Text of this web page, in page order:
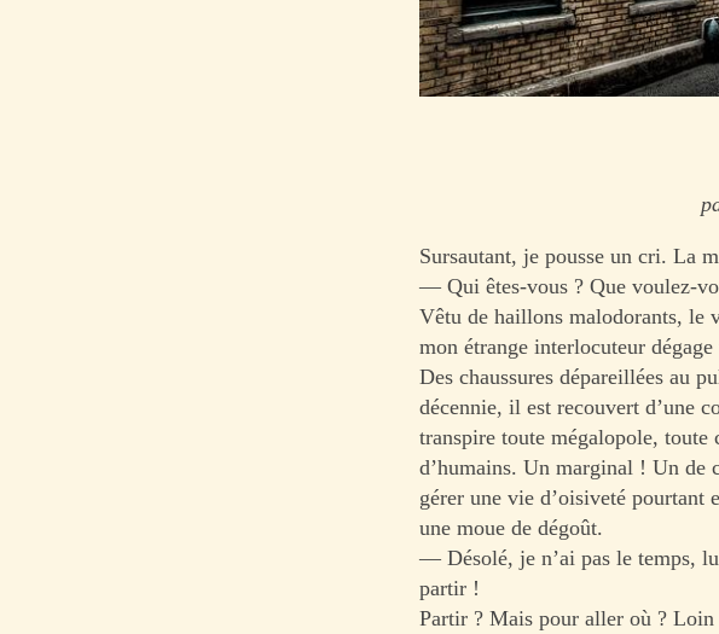
Sursautant, je pousse un cri. La
— Qui êtes-vous ? Que voulez-
Vêtu de haillons malodorants, le
mon étrange interlocuteur
Des chaussures dépareillées au
décennie, il est recouvert d’une
transpire toute mégalopole,
d’humains. Un marginal ! Un de
gérer une vie d’oisiveté pourtant
une moue de dégoût.
— Désolé, je n’ai pas le temps,
partir !
Partir ? Mais pour aller où ? Loin